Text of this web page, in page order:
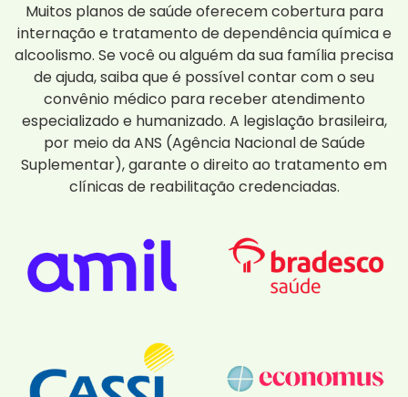
Muitos planos de saúde oferecem cobertura para
internação e tratamento de dependência química e
alcoolismo. Se você ou alguém da sua família precisa
de ajuda, saiba que é possível contar com o seu
convênio médico para receber atendimento
especializado e humanizado. A legislação brasileira,
por meio da ANS (Agência Nacional de Saúde
Suplementar), garante o direito ao tratamento em
clínicas de reabilitação credenciadas.